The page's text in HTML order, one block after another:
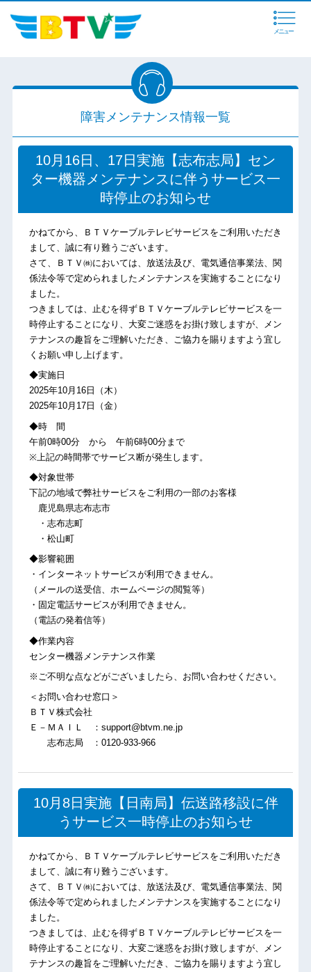
メニュー
障害メンテナンス情報一覧
10月16日、17日実施【志布志局】セン
ター機器メンテナンスに伴うサービス一
時停止のお知らせ
かねてから、ＢＴＶケーブルテレビサービスをご利用いただき
まして、誠に有り難うございます。
さて、ＢＴＶ㈱においては、放送法及び、電気通信事業法、関
係法令等で定められましたメンテナンスを実施することになり
ました。
つきましては、止むを得ずＢＴＶケーブルテレビサービスを一
時停止することになり、大変ご迷惑をお掛け致しますが、メン
テナンスの趣旨をご理解いただき、ご協力を賜りますよう宜し
くお願い申し上げます。
◆実施日
2025年10月16日（木）
2025年10月17日（金）
◆時 間
午前0時00分 から 午前6時00分まで
※上記の時間帯でサービス断が発生します。
◆対象世帯
下記の地域で弊社サービスをご利用の一部のお客様
鹿児島県志布志市
・志布志町
・松山町
◆影響範囲
・インターネットサービスが利用できません。
（メールの送受信、ホームページの閲覧等）
・固定電話サービスが利用できません。
（電話の発着信等）
◆作業内容
センター機器メンテナンス作業
※ご不明な点などがございましたら、お問い合わせください。
＜お問い合わせ窓口＞
ＢＴＶ株式会社
Ｅ－ＭＡＩＬ ：support@btvm.ne.jp
志布志局 ：0120-933-966
10月8日実施【日南局】伝送路移設に伴
うサービス一時停止のお知らせ
かねてから、ＢＴＶケーブルテレビサービスをご利用いただき
まして、誠に有り難うございます。
さて、ＢＴＶ㈱においては、放送法及び、電気通信事業法、関
係法令等で定められましたメンテナンスを実施することになり
ました。
つきましては、止むを得ずＢＴＶケーブルテレビサービスを一
時停止することになり、大変ご迷惑をお掛け致しますが、メン
テナンスの趣旨をご理解いただき、ご協力を賜りますよう宜し